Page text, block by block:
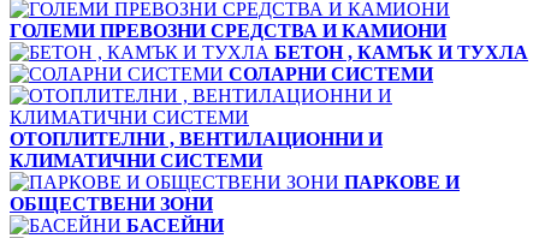
ГОЛЕМИ ПРЕВОЗНИ СРЕДСТВА И КАМИОНИ
БЕТОН , КАМЪК И ТУХЛА
СОЛАРНИ СИСТЕМИ
ОТОПЛИТЕЛНИ , ВЕНТИЛАЦИОННИ И
КЛИМАТИЧНИ СИСТЕМИ
ПАРКОВЕ И
ОБЩЕСТВЕНИ ЗОНИ
БАСЕЙНИ